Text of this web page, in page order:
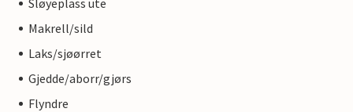
Sløyeplass ute
Makrell/sild
Laks/sjøørret
Gjedde/aborr/gjørs
Flyndre